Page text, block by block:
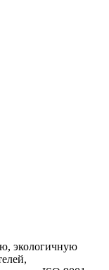
экологичную